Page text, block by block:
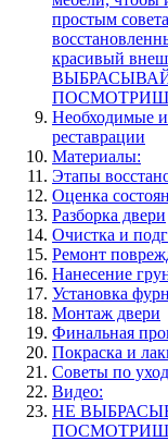
простым
красивый
Необходимые
реставрации
Материалы:
Этапы
Оценка
Разборка двери
Очистка и
Ремонт
Нанесение
Установка
Монтаж двери
Финальная
Покраска и
Советы по
Видео:
НЕ